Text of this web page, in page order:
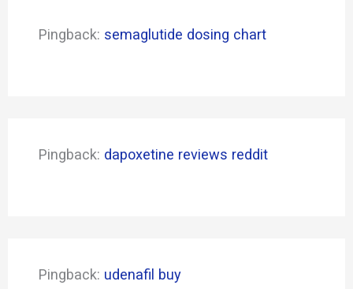
Pingback: semaglutide dosing chart
Pingback: dapoxetine reviews reddit
Pingback: udenafil buy